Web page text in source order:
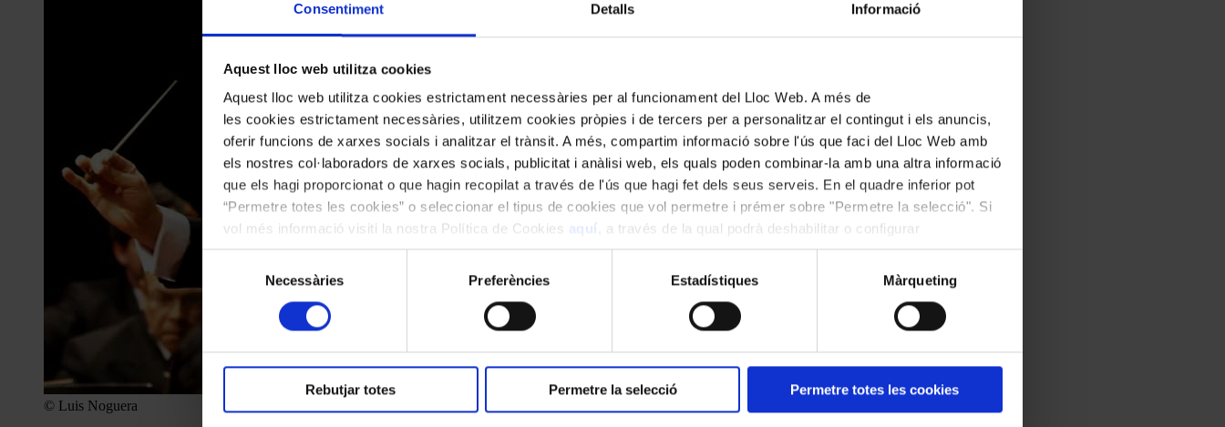
Consentiment Detalls Informació
Aquest lloc web utilitza cookies
Aquest lloc web utilitza cookies estrictament necessàries per al funcionament del Lloc Web. A més de
les cookies estrictament necessàries, utilitzem cookies pròpies i de tercers per a personalitzar el contingut i els anuncis,
oferir funcions de xarxes socials i analitzar el trànsit. A més, compartim informació sobre l'ús que faci del Lloc Web amb
els nostres col·laboradors de xarxes socials, publicitat i anàlisi web, els quals poden combinar-la amb una altra informació
que els hagi proporcionat o que hagin recopilat a través de l'ús que hagi fet dels seus serveis. En el quadre inferior pot
“Permetre totes les cookies” o seleccionar el tipus de cookies que vol permetre i prémer sobre "Permetre la selecció". Si
vol més informació visiti la nostra Política de Cookies aquí
, a través de la qual podrà deshabilitar o configurar
les cookies en qualsevol moment.
consentiment
Necessàries Preferències Estadístiques Màrqueting
Rebutjar totes Permetre la selecció Permetre totes les cookies
© Luis Noguera